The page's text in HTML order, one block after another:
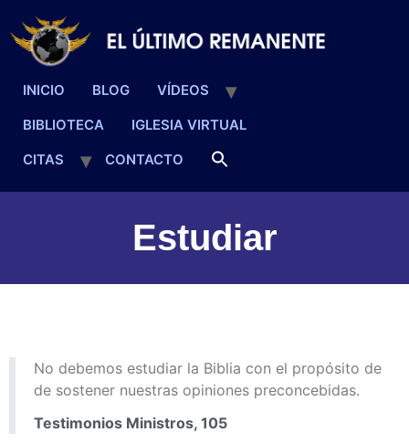
INICIO BLOG
VÍDEOS
BIBLIOTECA
IGLESIA VIRTUAL
CITAS
CONTACTO
Estudiar
No debemos estudiar la Biblia con el propósito de
de sostener nuestras opiniones preconcebidas.
Testimonios Ministros, 105